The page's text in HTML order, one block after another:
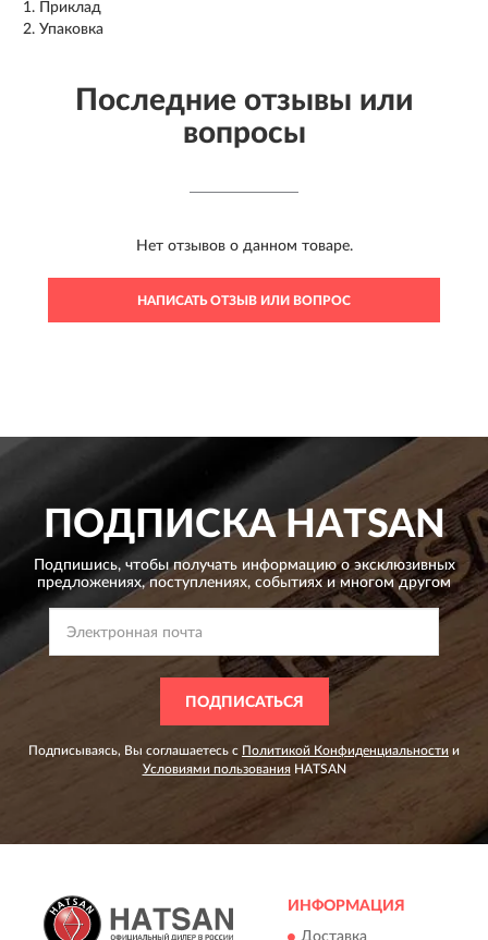
Приклад
Упаковка
Последние отзывы или
вопросы
Нет отзывов о данном товаре.
НАПИСАТЬ ОТЗЫВ ИЛИ ВОПРОС
ПОДПИСКАHATSAN
Подпишись, чтобы получать информацию о эксклюзивных
предложениях,поступлениях, событиях и многом другом
ПОДПИСАТЬСЯ
Подписываясь, Вы соглашаетесь с Политикой Конфиденциальности и
Условиями пользованияHATSAN
ИНФОРМАЦИЯ
Доставка